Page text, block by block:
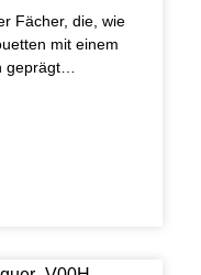
Fächer, die, wie
mit einem
geprägt…